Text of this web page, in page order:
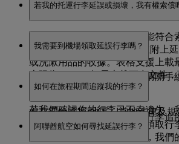
若我的托運行李延誤或損壞，我有權索償
若你的托運行李延誤，你可能符合
行李後 21 日內聯絡我們，並附上
或洗漱用品的收據。表格支援上載
上限為 7MB。如需上載更多文件，
選項。
若我們確認你的行李已不幸遺失，
償。
我需要到機場領取延誤行李嗎？
當我們找到你的行李並完成清關
安排合適的送遞時間。
但在部分國家/地區，當地法律及
理行李清關，你必須到機場領取
你在抵達區登記遺失行李時，我
如何在旅程期間追蹤我的行李？
使用阿聯酋航空應用程式的行李
時查看你的行李位置。
阿聯酋航空如何尋找延誤行李？